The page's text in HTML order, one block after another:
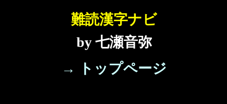
難読漢字ナビ
by 七瀬音弥
→ トップページ